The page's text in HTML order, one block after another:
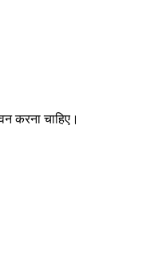
करना चाहिए।